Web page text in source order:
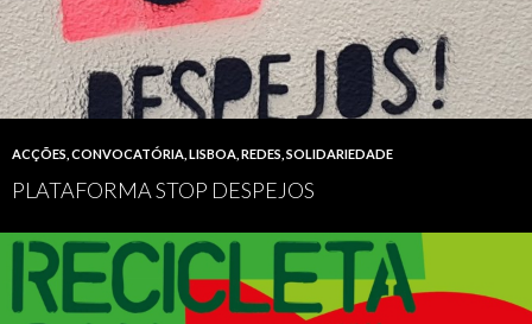
ACÇÕES CONVOCATÓRIA LISBOA REDES SOLIDARIEDADE
PLATAFORMA STOP DESPEJOS